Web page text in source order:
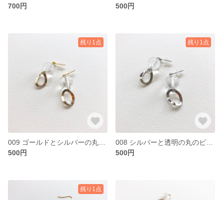
700円
500円
残り1点
500円
残り1点
500円
残り1点